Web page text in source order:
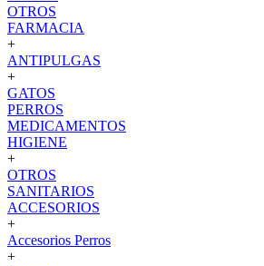
OTROS
FARMACIA
+
ANTIPULGAS
+
GATOS
PERROS
MEDICAMENTOS
HIGIENE
+
OTROS
SANITARIOS
ACCESORIOS
+
Accesorios Perros
+